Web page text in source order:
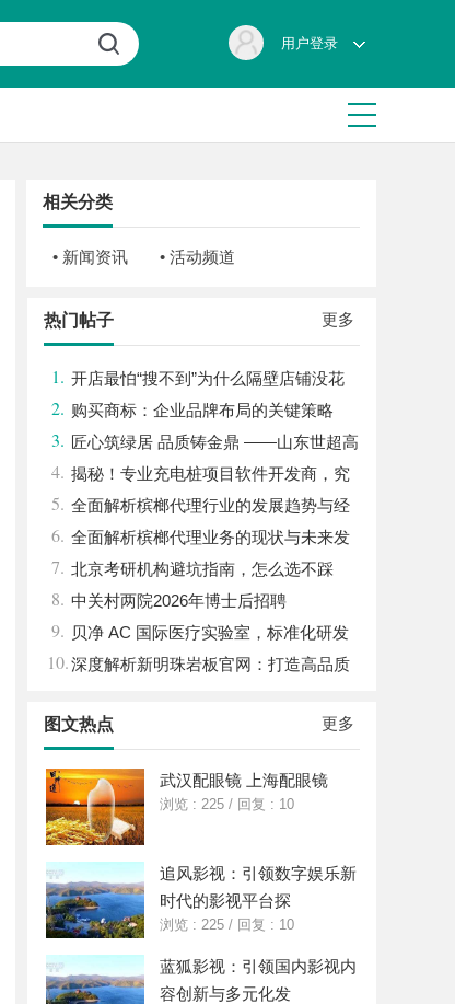
用户登录
相关分类
• 新闻资讯 • 活动频道
更多
热门帖子
1. 开店最怕“搜不到”为什么隔壁店铺没花
钱，ai却天天给他免费派单？
2. 购买商标：企业品牌布局的关键策略
3. 匠心筑绿居 品质铸金鼎 ——山东世超高
分子材料有限公司董事长陈世超
4. 揭秘！专业充电桩项目软件开发商，究
竟藏着哪些行业秘诀？
5. 全面解析槟榔代理行业的发展趋势与经
营策略
6. 全面解析槟榔代理业务的现状与未来发
展趋势
7. 北京考研机构避坑指南，怎么选不踩
雷？
8. 中关村两院2026年博士后招聘
9. 贝净 AC 国际医疗实验室，标准化研发
体系全解析
10.深度解析新明珠岩板官网：打造高品质
更多
图文热点
武汉配眼镜 上海配眼镜
浏览 : 225 / 回复 : 10
追风影视：引领数字娱乐新
时代的影视平台探
浏览 : 225 / 回复 : 10
蓝狐影视：引领国内影视内
容创新与多元化发